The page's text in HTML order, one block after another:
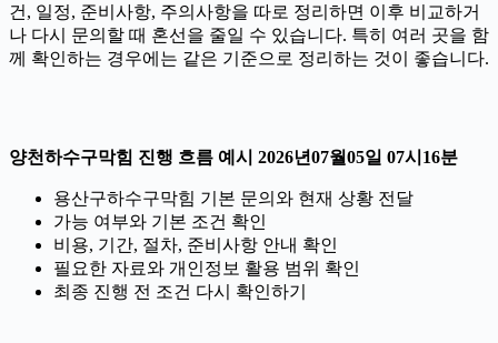
건, 일정, 준비사항, 주의사항을 따로 정리하면 이후 비교하거
나 다시 문의할 때 혼선을 줄일 수 있습니다. 특히 여러 곳을 함
께 확인하는 경우에는 같은 기준으로 정리하는 것이 좋습니다.
양천하수구막힘 진행 흐름 예시 2026년07월05일 07시16분
용산구하수구막힘 기본 문의와 현재 상황 전달
가능 여부와 기본 조건 확인
비용, 기간, 절차, 준비사항 안내 확인
필요한 자료와 개인정보 활용 범위 확인
최종 진행 전 조건 다시 확인하기